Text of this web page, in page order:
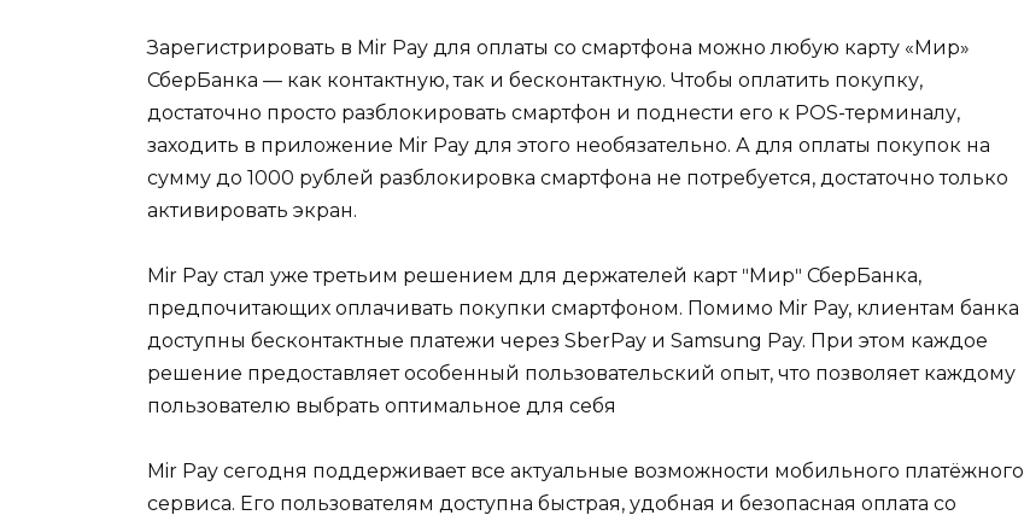
Зарегистрировать в Mir Pay для оплаты со смартфона можно любую карту «Мир»
СберБанка — как контактную, так и бесконтактную. Чтобы оплатить покупку,
достаточно просто разблокировать смартфон и поднести его к POS-терминалу,
заходить в приложение Mir Pay для этого необязательно. А для оплаты покупок на
сумму до 1000 рублей разблокировка смартфона не потребуется, достаточно только
активировать экран.
Mir Pay стал уже третьим решением для держателей карт ʺМирʺ СберБанка,
предпочитающих оплачивать покупки смартфоном. Помимо Mir Pay, клиентам банка
доступны бесконтактные платежи через SberPay и Samsung Pay. При этом каждое
решение предоставляет особенный пользовательский опыт, что позволяет каждому
пользователю выбрать оптимальное для себя
Mir Pay сегодня поддерживает все актуальные возможности мобильного платёжного
сервиса. Его пользователям доступна быстрая, удобная и безопасная оплата со